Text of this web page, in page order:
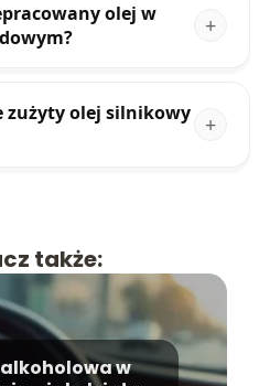
olej w
zużyty olej silnikowy
także:
w